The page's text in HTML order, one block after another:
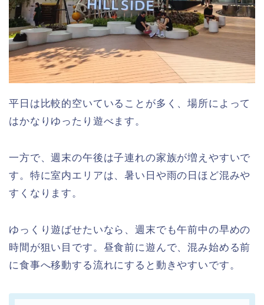
平日は比較的空いていることが多く、場所によって
はかなりゆったり遊べます。
一方で、週末の午後は子連れの家族が増えやすいで
す。特に室内エリアは、暑い日や雨の日ほど混みや
すくなります。
ゆっくり遊ばせたいなら、週末でも午前中の早めの
時間が狙い目です。昼食前に遊んで、混み始める前
に食事へ移動する流れにすると動きやすいです。